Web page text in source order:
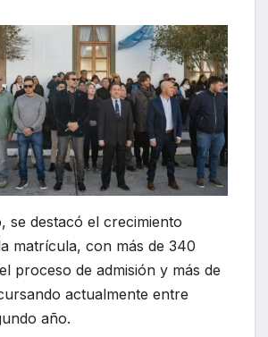
se destacó el crecimiento
matrícula, con más de 340
proceso de admisión y más de
actualmente entre
año.